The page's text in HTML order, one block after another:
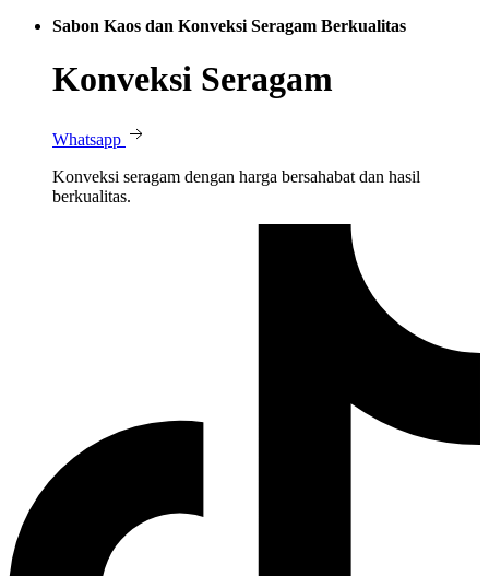
Sabon Kaos dan Konveksi Seragam Berkualitas
Konveksi Seragam
Whatsapp
Konveksi seragam dengan harga bersahabat dan hasil
berkualitas.